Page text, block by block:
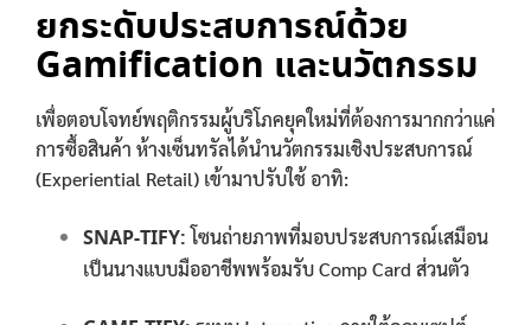
ยกระดับประสบการณ์ด้วย
Gamification และนวัตกรรม
เพื่อตอบโจทย์พฤติกรรมผู้บริโภคยุคใหม่ที่ต้องการมากกว่าแค่
การซื้อสินค้า ห้างเซ็นทรัลได้นำนวัตกรรมเชิงประสบการณ์
(Experiential Retail) เข้ามาปรับใช้ อาทิ:
SNAP-TIFY:โซนถ่ายภาพที่มอบประสบการณ์เสมือน
เป็นนางแบบมืออาชีพพร้อมรับ Comp Card ส่วนตัว